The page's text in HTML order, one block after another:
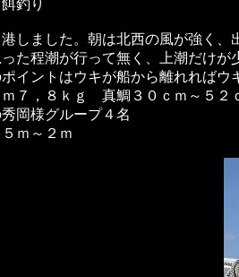
釣り
しました。朝は北西の風が強く
た程潮が行って無く、上潮だけ
イントはウキが船から離れれば
７，８ｋｇ 真鯛３０ｃｍ～５２
岡様グループ４名
ｍ～２ｍ